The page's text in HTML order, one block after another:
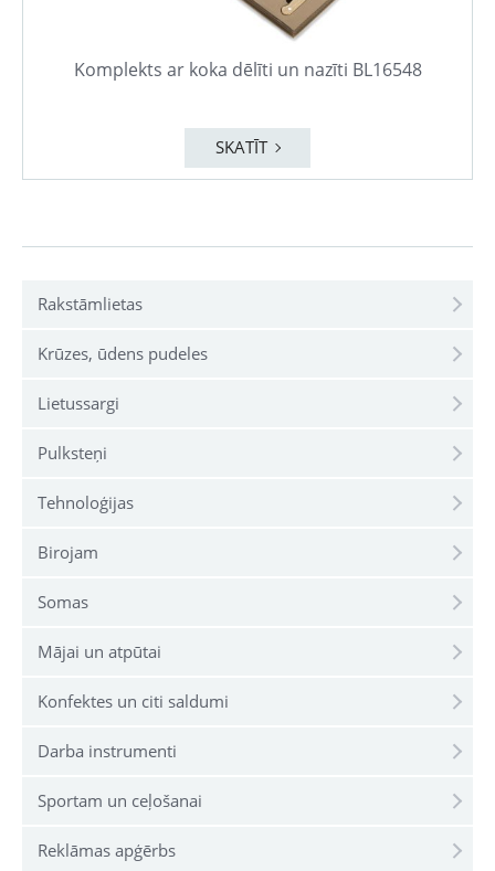
Rakstāmlietas
Krūzes, ūdens pudeles
Lietussargi
Pulksteņi
Tehnoloģijas
Birojam
Somas
Mājai un atpūtai
Konfektes un citi saldumi
Darba instrumenti
Sportam un ceļošanai
Reklāmas apģērbs
Komplekts ar koka dēlīti un nazīti BL16548
SKATĪT